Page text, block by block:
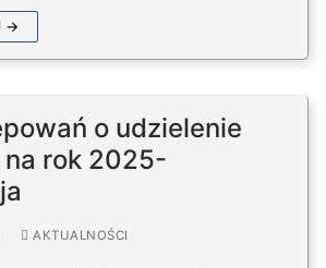
→
o udzielenie
rok 2025-
AKTUALNOŚCI